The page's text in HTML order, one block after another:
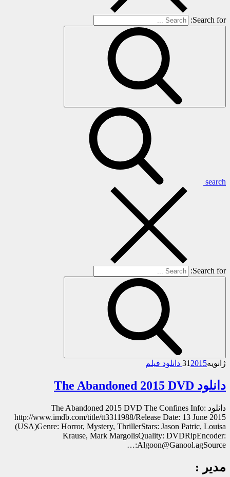
Search for:
search
Search for:
ژانویه 31 2015 دانلود فیلم
دانلود The Abandoned 2015 DVD
دانلود The Abandoned 2015 DVD The Confines Info:
http://www.imdb.com/title/tt3311988/Release Date: 13 June 2015
(USA)Genre: Horror, Mystery, ThrillerStars: Jason Patric, Louisa
Krause, Mark MargolisQuality: DVDRipEncoder:
Algoon@Ganool.agSource:…
مدیر :